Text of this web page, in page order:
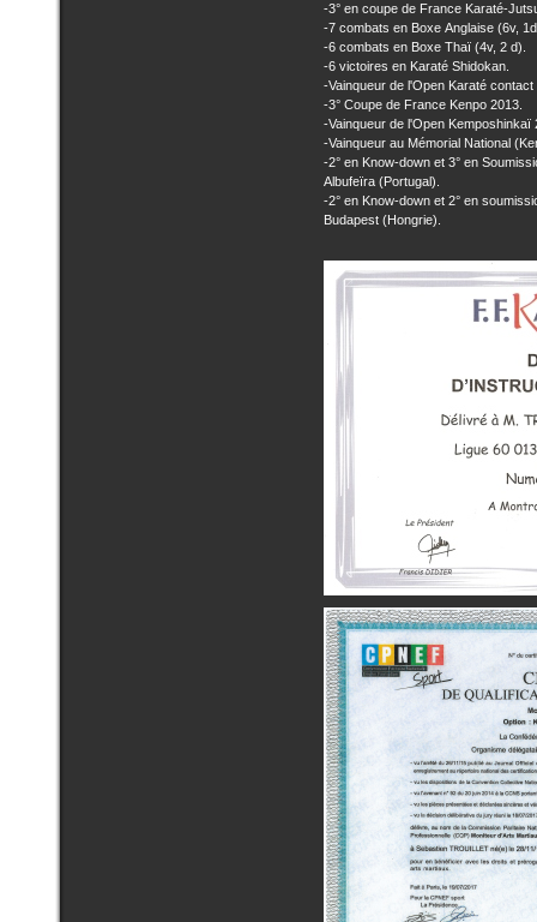
-3° en coupe de France Karaté-
-7 combats en Boxe Anglaise (6v,
-6 combats en Boxe Thaï (4v, 2 d).
-6 victoires en Karaté Shidokan.
-Vainqueur de l'Open Karaté
-3° Coupe de France Kenpo 2013.
-Vainqueur de l'Open Kemposhinkaï
-Vainqueur au Mémorial National
-2° en Know-down et 3° en
Albufeïra (Portugal).
-2° en Know-down et 2° en
Budapest (Hongrie).